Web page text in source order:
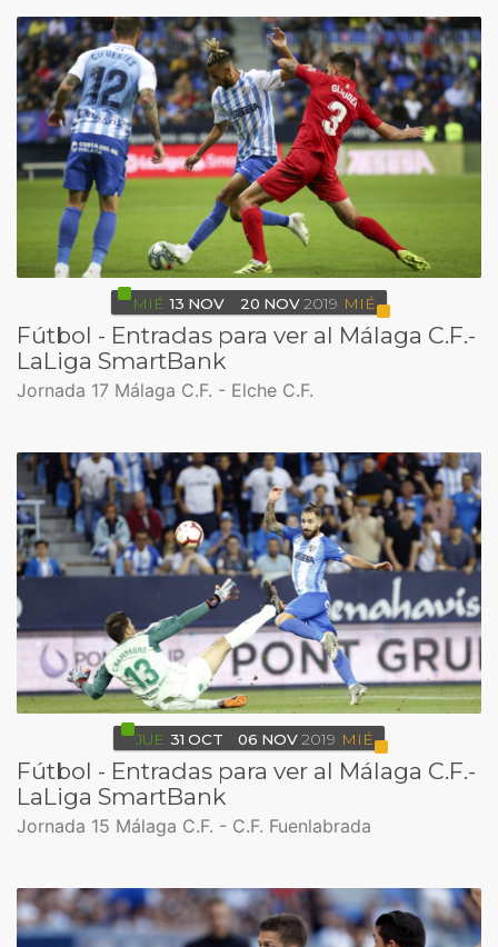
MIÉ 13 NOV 20 NOV2019 MIÉ
Fútbol - Entradas para ver al Málaga C.F.-
LaLiga SmartBank
Jornada 17 Málaga C.F. - Elche C.F.
JUE 31 OCT 06 NOV2019 MIÉ
Fútbol - Entradas para ver al Málaga C.F.-
LaLiga SmartBank
Jornada 15 Málaga C.F. - C.F. Fuenlabrada